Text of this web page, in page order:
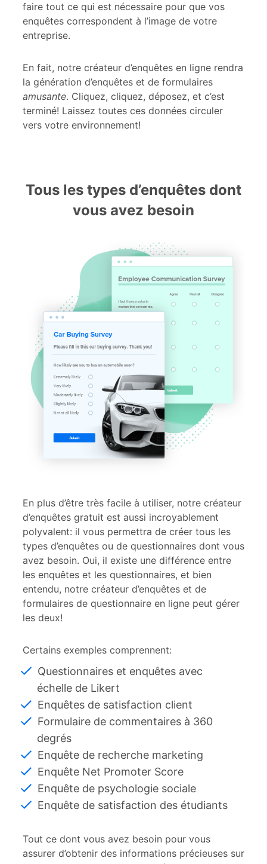
faire tout ce qui est nécessaire pour que vos
enquêtes correspondent à l’image de votre
entreprise.
En fait, notre créateur d’enquêtes en ligne rendra
la génération d’enquêtes et de formulaires
amusante. Cliquez, cliquez, déposez, et c’est
terminé! Laissez toutes ces données circuler
vers votre environnement!
Tous les types d’enquêtes dont
vous avez besoin
En plus d’être très facile à utiliser, notre créateur
d’enquêtes gratuit est aussi incroyablement
polyvalent: il vous permettra de créer tous les
types d’enquêtes ou de questionnaires dont vous
avez besoin. Oui, il existe une différence entre
les enquêtes et les questionnaires, et bien
entendu, notre créateur d’enquêtes et de
formulaires de questionnaire en ligne peut gérer
les deux!
Certains exemples comprennent:
Questionnaires et enquêtes avec
échelle de Likert
Enquêtes de satisfaction client
Formulaire de commentaires à 360
degrés
Enquête de recherche marketing
Enquête Net Promoter Score
Enquête de psychologie sociale
Enquête de satisfaction des étudiants
Tout ce dont vous avez besoin pour vous
assurer d’obtenir des informations précieuses sur